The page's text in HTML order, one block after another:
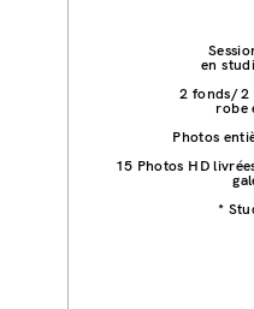
en
2 fonds/ 2
robe
Photos
15 Photos HD
*